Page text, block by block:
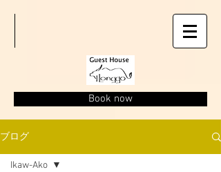
Book now
ブログ
Ikaw-Ako